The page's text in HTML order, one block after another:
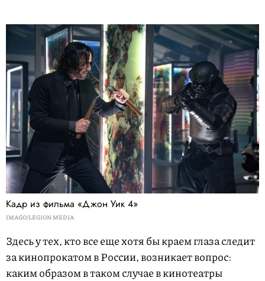
Кадр из фильма «Джон Уик 4»
IMAGO/LEGION MEDIA
Здесь у тех, кто все еще хотя бы краем глаза следит
за кинопрокатом в России, возникает вопрос:
каким образом в таком случае в кинотеатры